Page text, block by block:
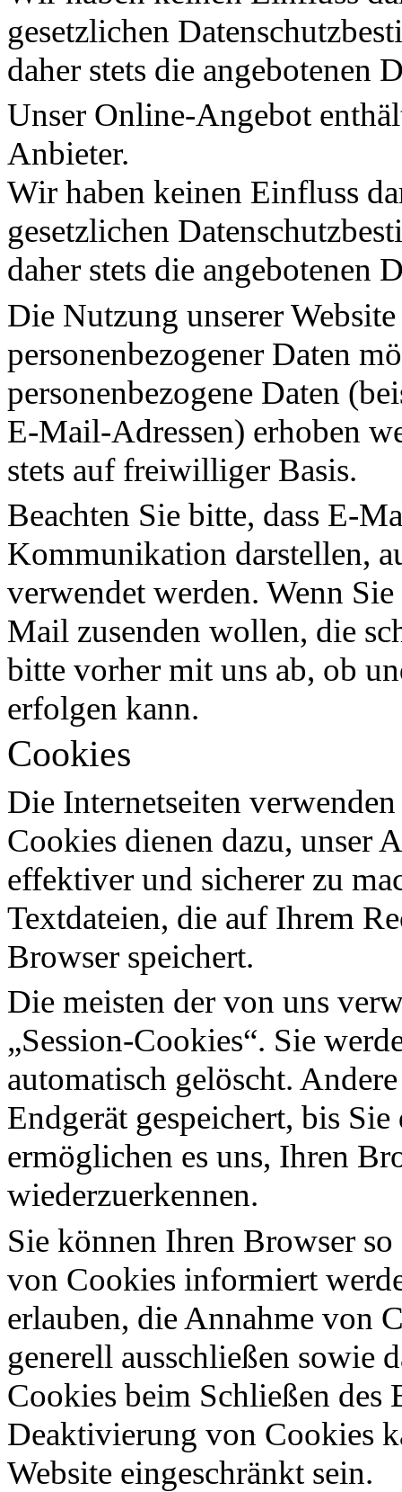
gesetzlichen
daher stets die angebotenen
Unser Online-Angebot
Anbieter.
Wir haben keinen Einfluss
gesetzlichen
daher stets die angebotenen
Die Nutzung unserer
personenbezogener Daten
personenbezogene Daten
E-Mail-Adressen) erhoben
stets auf freiwilliger Basis.
Beachten Sie bitte, dass E-
Kommunikation darstellen,
verwendet werden. Wenn
Mail zusenden wollen, die
bitte vorher mit uns ab, ob
erfolgen kann.
Cookies
Die Internetseiten
Cookies dienen dazu, unser
effektiver und sicherer zu
Textdateien, die auf Ihrem
Browser speichert.
Die meisten der von uns
„Session-Cookies“. Sie
automatisch gelöscht.
Endgerät gespeichert, bis
ermöglichen es uns, Ihren
wiederzuerkennen.
Sie können Ihren Browser so
von Cookies informiert
erlauben, die Annahme von
generell ausschließen sowie
Cookies beim Schließen
Deaktivierung von Cookies
Website eingeschränkt sein.